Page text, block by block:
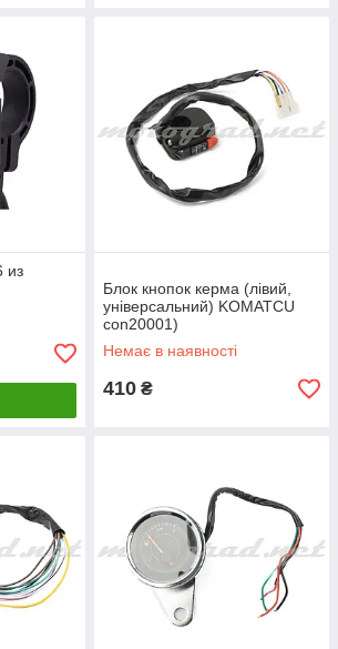
из
Блок кнопок керма (лівий,
універсальний) KOMATCU
con20001)
Немає в наявності
410 ₴